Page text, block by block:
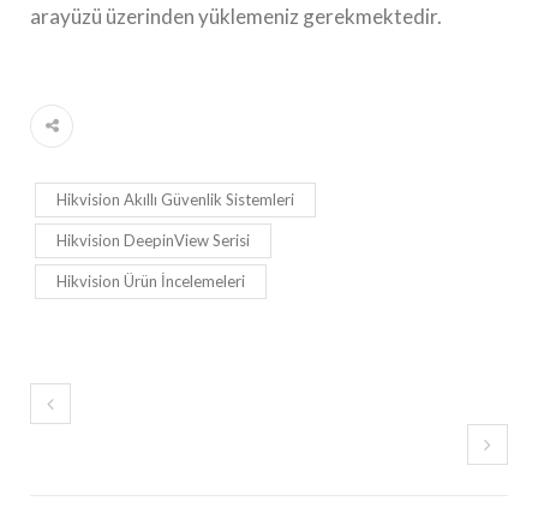
arayüzü üzerinden yüklemeniz gerekmektedir.
Hikvision Akıllı Güvenlik Sistemleri
Hikvision DeepinView Serisi
Hikvision Ürün İncelemeleri